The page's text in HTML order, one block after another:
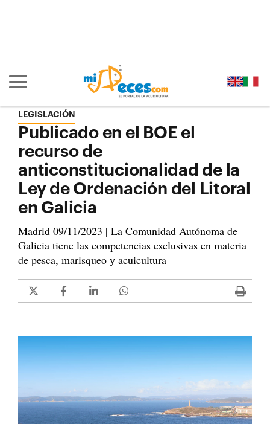
Mostrar/ocultar navegación principal
LEGISLACIÓN
Publicado en el BOE el
recurso de
anticonstitucionalidad de la
Ley de Ordenación del Litoral
en Galicia
Madrid 09/11/2023 | La Comunidad Autónoma de
Galicia tiene las competencias exclusivas en materia
de pesca, marisqueo y acuicultura